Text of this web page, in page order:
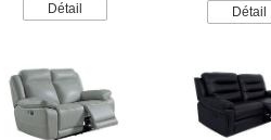
Détail Détail